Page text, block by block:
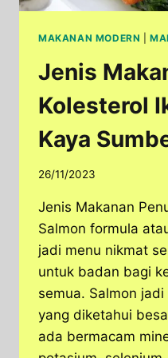
MAKANAN MODERN |
Jenis
Kolesterol
Kaya
26/11/2023
Jenis Makanan
Salmon formula
jadi menu nikmat
untuk badan bagi
semua. Salmon
yang diketahui
ada bermacam